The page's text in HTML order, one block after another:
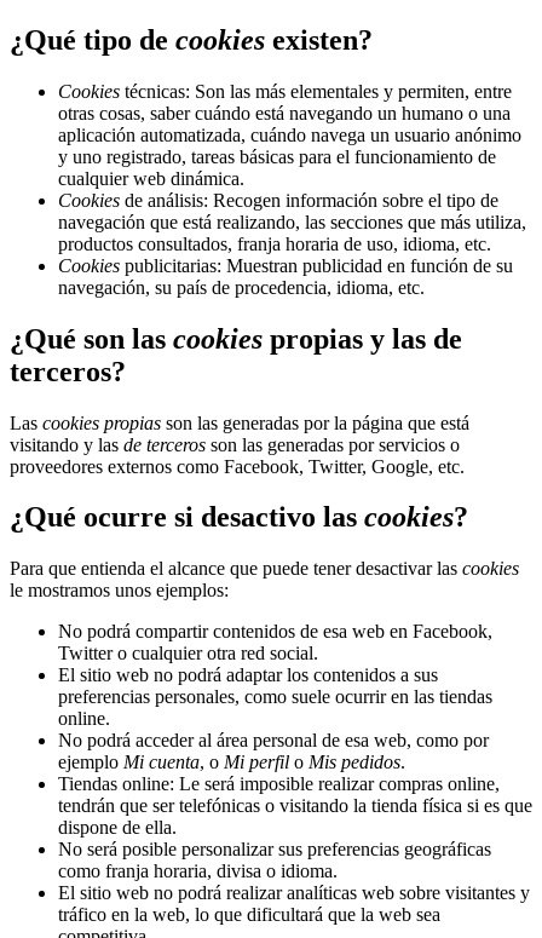
¿Qué tipo de cookies existen?
Cookies técnicas: Son las más elementales y permiten, entre
otras cosas, saber cuándo está navegando un humano o una
aplicación automatizada, cuándo navega un usuario anónimo
y uno registrado, tareas básicas para el funcionamiento de
cualquier web dinámica.
Cookies de análisis: Recogen información sobre el tipo de
navegación que está realizando, las secciones que más utiliza,
productos consultados, franja horaria de uso, idioma, etc.
Cookies publicitarias: Muestran publicidad en función de su
navegación, su país de procedencia, idioma, etc.
¿Qué son las cookies propias y las de
terceros?
Las cookies propias son las generadas por la página que está
visitando y las de terceros son las generadas por servicios o
proveedores externos como Facebook, Twitter, Google, etc.
¿Qué ocurre si desactivo las cookies?
Para que entienda el alcance que puede tener desactivar las cookies
le mostramos unos ejemplos:
No podrá compartir contenidos de esa web en Facebook,
Twitter o cualquier otra red social.
El sitio web no podrá adaptar los contenidos a sus
preferencias personales, como suele ocurrir en las tiendas
online.
No podrá acceder al área personal de esa web, como por
ejemplo Mi cuenta, o Mi perfil o Mis pedidos.
Tiendas online: Le será imposible realizar compras online,
tendrán que ser telefónicas o visitando la tienda física si es que
dispone de ella.
No será posible personalizar sus preferencias geográficas
como franja horaria, divisa o idioma.
El sitio web no podrá realizar analíticas web sobre visitantes y
tráfico en la web, lo que dificultará que la web sea